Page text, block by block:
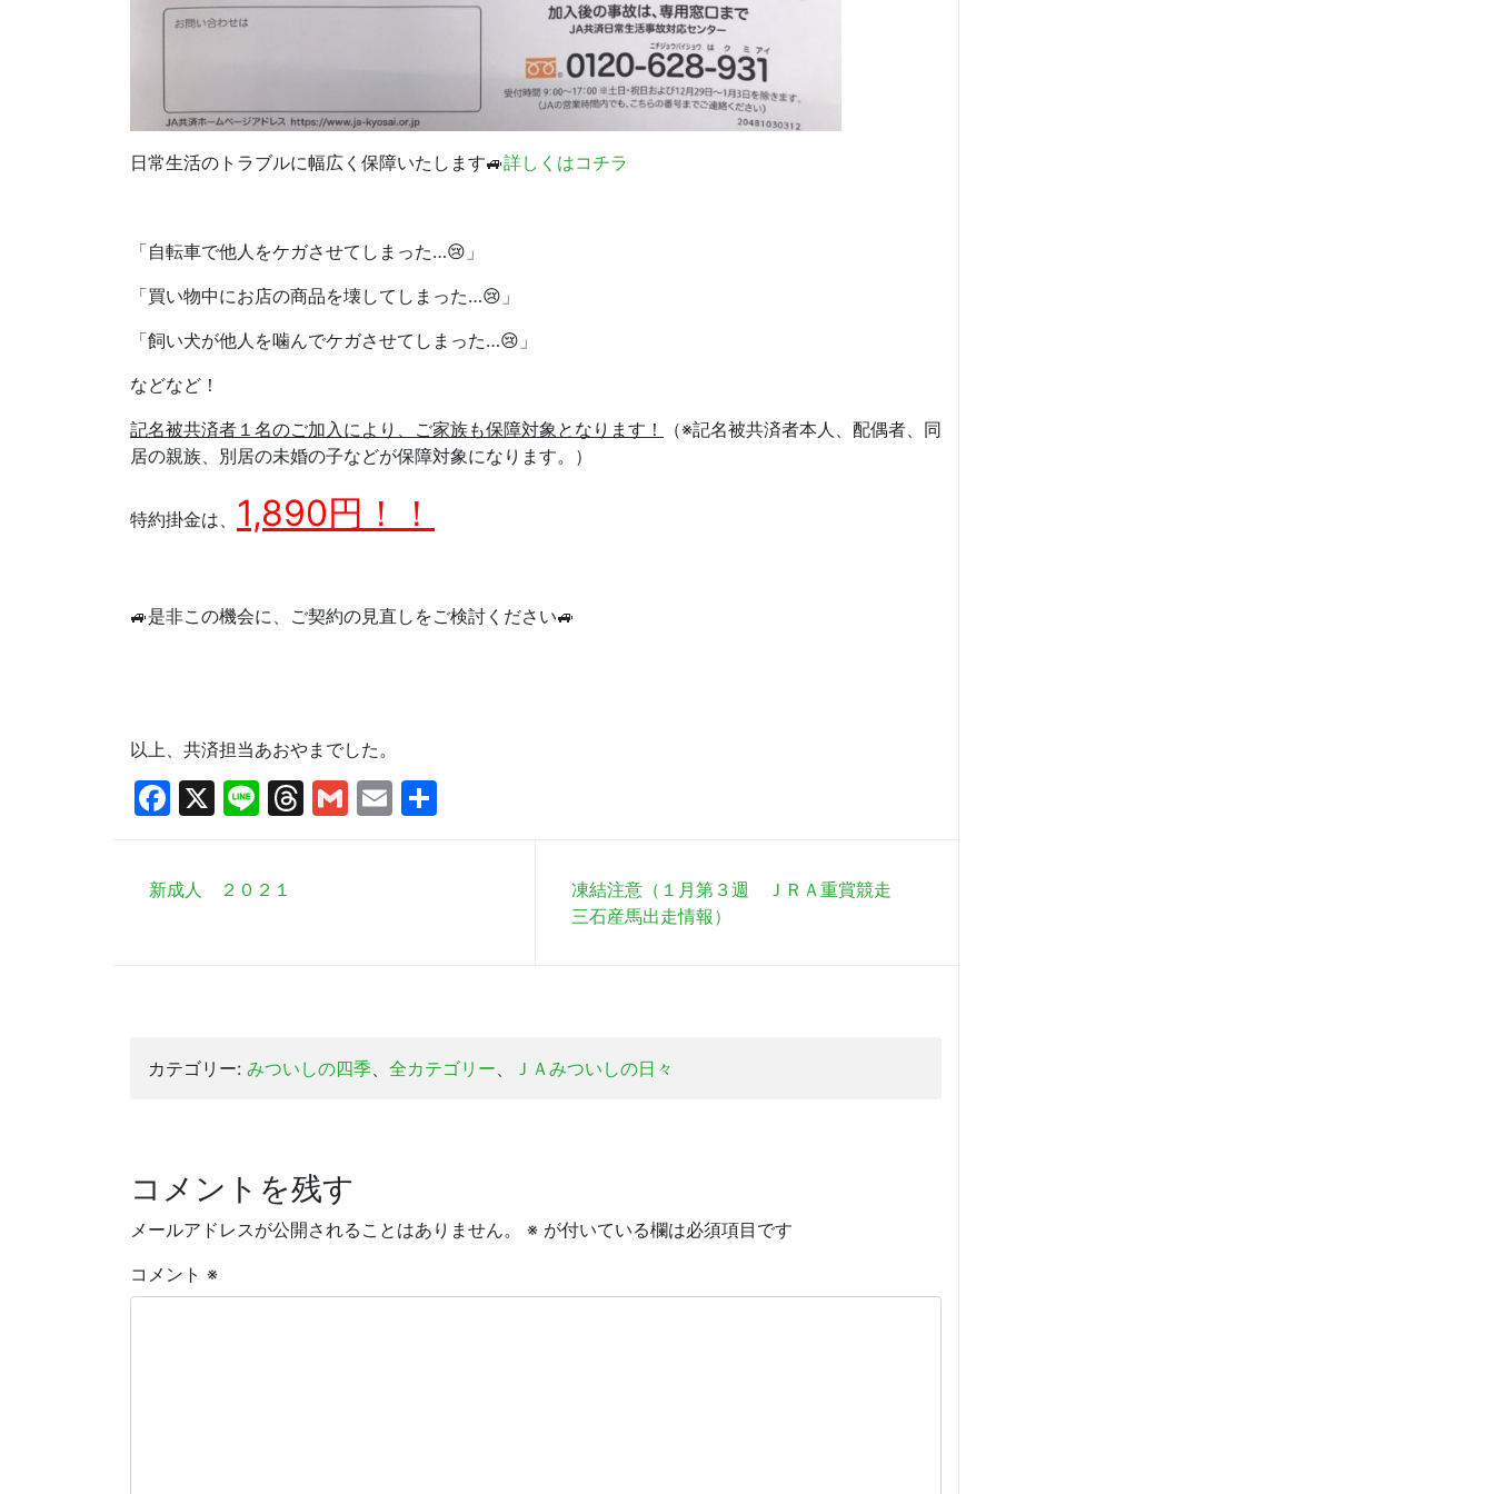
日常生活のトラブルに幅広く保障いたします🚙詳しくはコチラ
「自転車で他人をケガさせてしまった…😢」
「買い物中にお店の商品を壊してしまった…😢」
「飼い犬が他人を噛んでケガさせてしまった…😢」
などなど！
記名被共済者１名のご加入により、ご家族も保障対象となります！
（※記名被共済者本人、配偶者、同
居の親族、別居の未婚の子などが保障対象になります。）
特約掛金は、 1,890円！！
🚙是非この機会に、ご契約の見直しをご検討ください🚙
以上、共済担当あおやまでした。
Facebook
X LineThreads
Gmail
Email
新成人 ２０２１
凍結注意（１月第３週 ＪＲＡ重賞競走
三石産馬出走情報）
カテゴリー: みついしの四季、 全カテゴリー、 ＪＡみついしの日々
コメントを残す
メールアドレスが公開されることはありません。 ※ が付いている欄は必須項目です
コメント ※